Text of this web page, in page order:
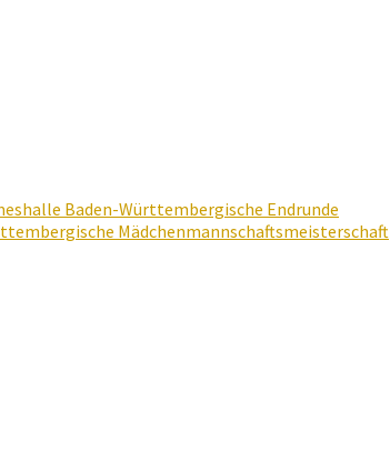
Baden-Württembergische Endrunde
Mädchenmannschaftsmeisterschaft